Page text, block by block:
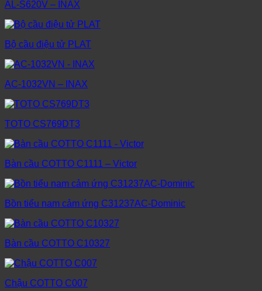
AL-S620V – INAX
Bộ cầu điệu tử PLAT
AC-1032VN – INAX
TOTO CS769DT3
Bàn cầu COTTO C1111 – Victor
Bồn tiểu nam cảm ứng C31237AC-Dominic
Bàn cầu COTTO C10327
Chậu COTTO C007